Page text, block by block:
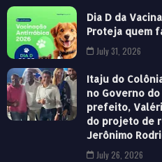
Dia D da
Proteja quem
July 31, 2026
Itaju do
no Governo
prefeito,
do projeto de
Jerônimo
July 26, 2026